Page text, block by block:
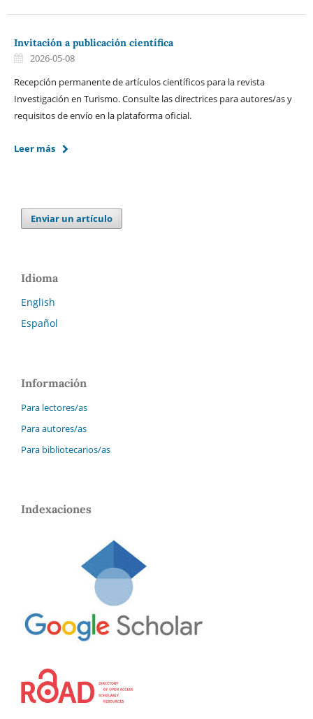
Invitación a publicación científica
2026-05-08
Recepción permanente de artículos científicos para la revista
Investigación en Turismo. Consulte las directrices para autores/as y
requisitos de envío en la plataforma oficial.
Leer más
Enviar un artículo
Idioma
English
Español
Información
Para lectores/as
Para autores/as
Para bibliotecarios/as
Indexaciones